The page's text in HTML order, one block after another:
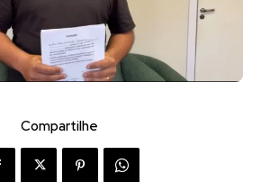
Compartilhe